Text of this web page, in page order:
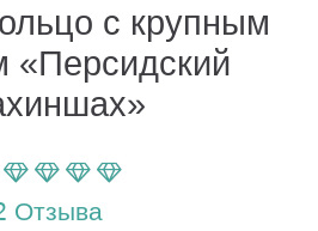
с крупным
«Персидский
оценки:
100Отзыва